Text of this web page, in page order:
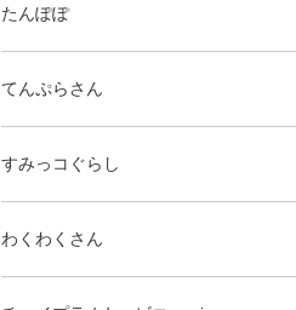
たんぽぽ
てんぷらさん
すみっコぐらし
わくわくさん